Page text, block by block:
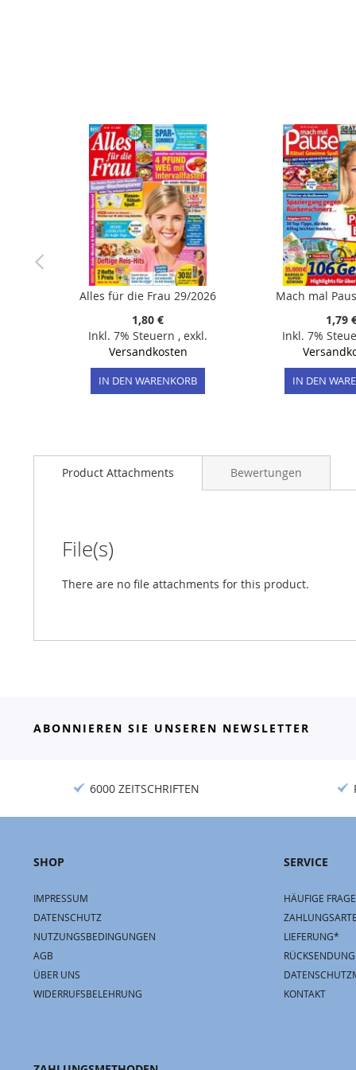
Alles für die Frau 29/2026
1,80 €
Inkl. 7% Steuern , exkl.
Versandkosten
IN DEN WARENKORB
Mach mal
1,79
Inkl. 7%
IN DEN
Product Attachments
File(s)
There are no file attachments for this product.
Bewertungen
ABONNIEREN SIE UNSEREN NEWSLETTER
6000 ZEITSCHRIFTEN
SHOP
IMPRESSUM
DATENSCHUTZ
NUTZUNGSBEDINGUNGEN
AGB
ÜBER UNS
WIDERRUFSBELEHRUNG
SERVICE
HÄUFIGE
LIEFERUNG*
KONTAKT